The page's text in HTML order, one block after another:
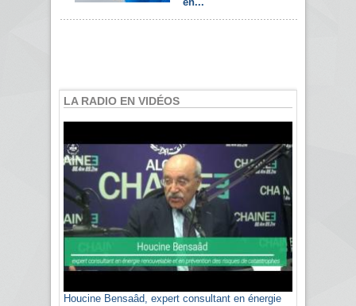
LA RADIO EN VIDÉOS
Houcine Bensaâd, expert consultant en énergie